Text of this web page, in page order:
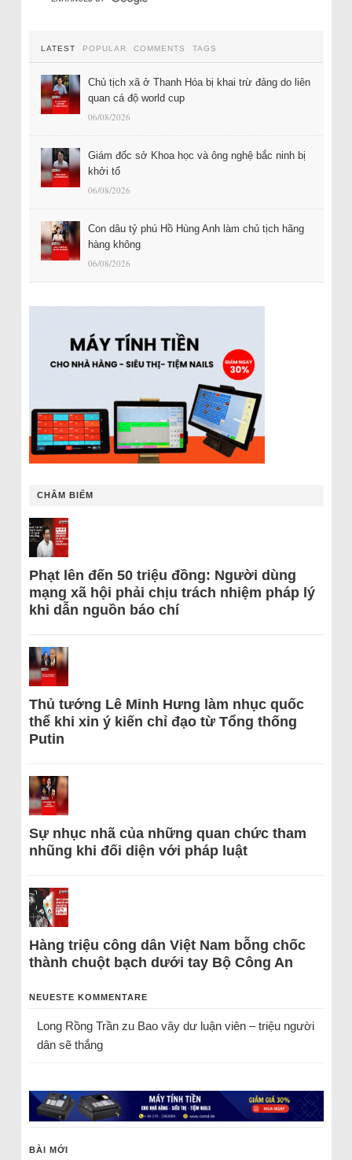
LATEST POPULAR COMMENTS TAGS
Chủ tịch xã ở Thanh Hóa bị khai trừ đảng do liên
quan cá độ world cup
06/08/2026
Giám đốc sở Khoa học và ông nghệ bắc ninh bị
khởi tố
06/08/2026
Con dâu tỷ phú Hồ Hùng Anh làm chủ tịch hãng
hàng không
06/08/2026
CHÂM BIẾM
Phạt lên đến 50 triệu đồng: Người dùng
mạng xã hội phải chịu trách nhiệm pháp lý
khi dẫn nguồn báo chí
Thủ tướng Lê Minh Hưng làm nhục quốc
thể khi xin ý kiến chỉ đạo từ Tổng thống
Putin
Sự nhục nhã của những quan chức tham
nhũng khi đối diện với pháp luật
Hàng triệu công dân Việt Nam bỗng chốc
thành chuột bạch dưới tay Bộ Công An
NEUESTE KOMMENTARE
Long Rồng Trầnzu Bao vây dư luận viên – triệu người
dân sẽ thắng
BÀI MỚI